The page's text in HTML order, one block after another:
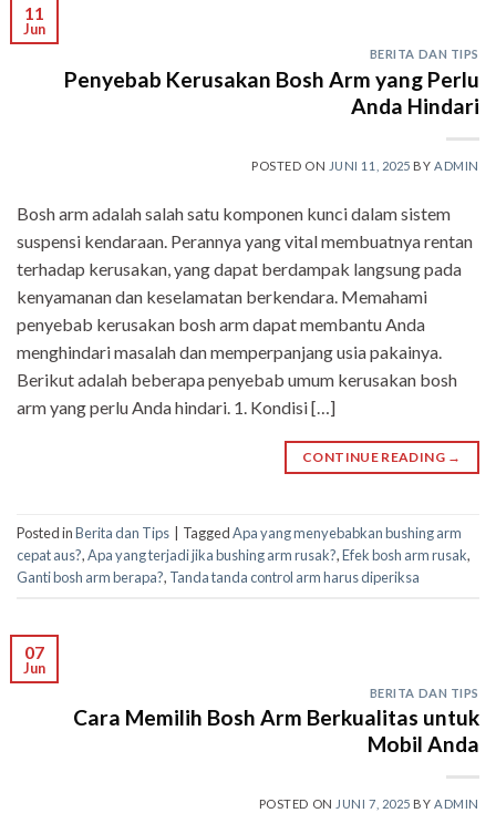
11
Jun
BERITA DAN TIPS
Penyebab Kerusakan Bosh Arm yang Perlu
Anda Hindari
POSTED ON JUNI 11, 2025 BYADMIN
Bosh arm adalah salah satu komponen kunci dalam sistem
suspensi kendaraan. Perannya yang vital membuatnya rentan
terhadap kerusakan, yang dapat berdampak langsung pada
kenyamanan dan keselamatan berkendara. Memahami
penyebab kerusakan bosh arm dapat membantu Anda
menghindari masalah dan memperpanjang usia pakainya.
Berikut adalah beberapa penyebab umum kerusakan bosh
arm yang perlu Anda hindari. 1. Kondisi […]
CONTINUE READING →
Posted inBerita dan Tips TaggedApa yang menyebabkan bushing arm
cepat aus?,Apa yang terjadi jika bushing arm rusak?,Efek bosh arm rusak,
Ganti bosh arm berapa?, Tanda tanda control arm harus diperiksa
07
Jun
BERITA DAN TIPS
Cara Memilih Bosh Arm Berkualitas untuk
Mobil Anda
POSTED ON JUNI 7, 2025 BYADMIN